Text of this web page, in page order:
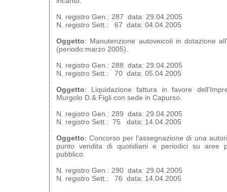
N. registro Gen.: 287 data: 29.04.2005
N. registro Sett.: 67 data: 04.04.2005
Oggetto: Manutenzione autoveicoli in dotazione
(periodo:marzo 2005).
N. registro Gen.: 288 data: 29.04.2005
N. registro Sett.: 70 data: 05.04.2005
Oggetto: Liquidazione fattura in favore
Murgolo D.& Figli con sede in Capurso.
N. registro Gen.: 289 data: 29.04.2005
N. registro Sett.: 75 data: 14.04.2005
Oggetto: Concorso per l'assegnazione di una
punto vendita di quotidiani e periodici su aree
pubblico.
N. registro Gen.: 290 data: 29.04.2005
N. registro Sett.: 76 data: 14.04.2005